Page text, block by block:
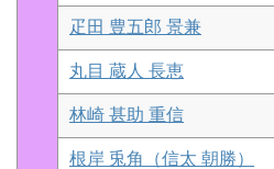
疋田 豊五郎 景兼
丸目 蔵人 長恵
林崎 甚助 重信
根岸 兎角（信太 朝勝）